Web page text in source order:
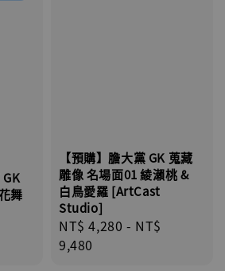
GK
舞
【預購】膽大黨 GK 蒐藏
雕像 名場面01 綾瀨桃 &
白鳥愛羅 [ArtCast
Studio]
Regular
price
NT$ 4,280 - NT$
9,480